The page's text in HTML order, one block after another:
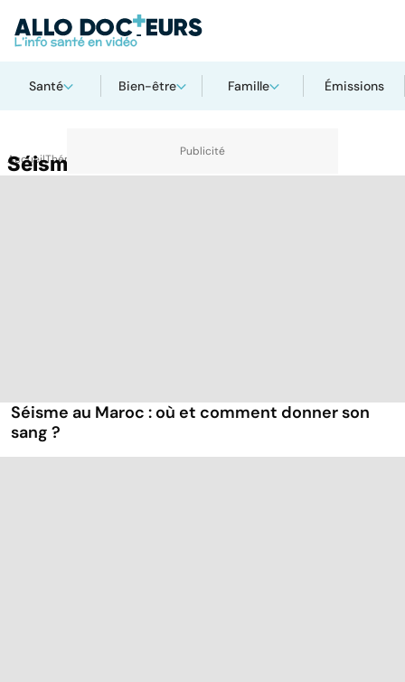
Santé Bien-être Famille Émissions
AccueilThématiques
Séisme
Séisme au Maroc : où et comment donner son
sang ?